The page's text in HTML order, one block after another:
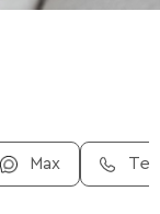
Max